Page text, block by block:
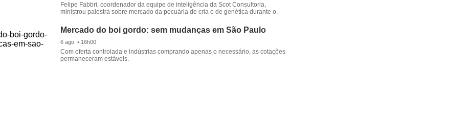
Felipe Fabbri, coordenador da equipe de inteligência da Scot Consultoria,
ministrou palestra sobre mercado da pecuária de cria e de genética durante o.
Mercado do boi gordo: sem mudanças em São Paulo
6 ago. • 16h00
Com oferta controlada e indústrias comprando apenas o necessário, as cotações
permaneceram estáveis.